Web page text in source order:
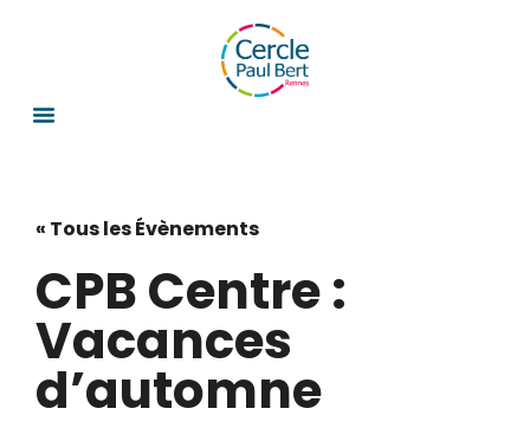
« Tous les Évènements
CPB Centre :
Vacances
d’automne